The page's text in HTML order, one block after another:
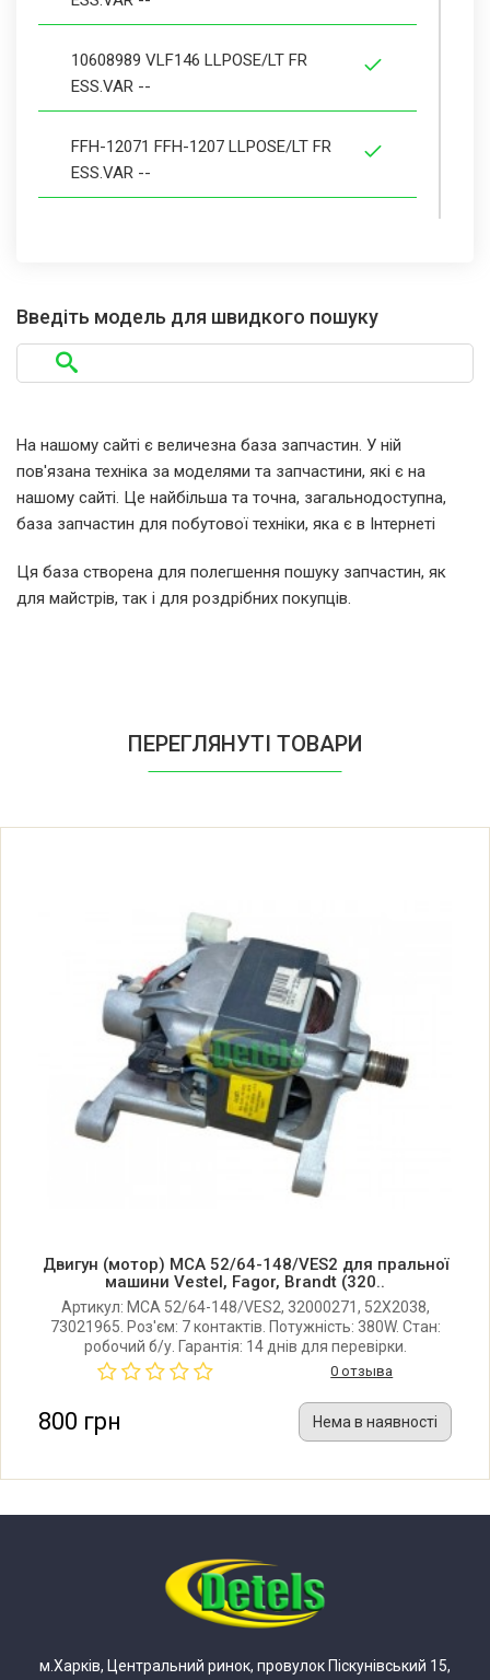
10608989 VLF146 LLPOSE/LT FR
ESS.VAR --
FFH-12071 FFH-1207 LLPOSE/LT FR
ESS.VAR --
FFH-14051 FFH-1405 LLPOSE/LT FR
ESS.VAR
VLF14 VLF14 LLPOSE/LT FR ESS.VAR --
WFE1435E WFE1435E LLPOSE/LT FR
WFE1461K WFE1461K LLPOSE/LT FR
SCHONTECH WA1447S
FAR LF1400
Введіть модель для швидкого пошуку
На нашому сайті є величезна база запчастин. У ній
пов'язана техніка за моделями та запчастини, які є на
нашому сайті. Це найбільша та точна, загальнодоступна,
база запчастин для побутової техніки, яка є в Інтернеті
Ця база створена для полегшення пошуку запчастин, як
для майстрів, так і для роздрібних покупців.
ПЕРЕГЛЯНУТІ ТОВАРИ
Двигун (мотор) MCA 52/64-148/VES2 для пральної
машини Vestel, Fagor, Brandt (320..
Артикул: MCA 52/64-148/VES2, 32000271, 52X2038,
73021965. Роз'єм: 7 контактів. Потужність: 380W. Стан:
робочий б/у. Гарантія: 14 днів для перевірки.
0 отзыва
800 грн Нема в наявності
м.Харків, Центральний ринок, провулок Піскунівський 15,